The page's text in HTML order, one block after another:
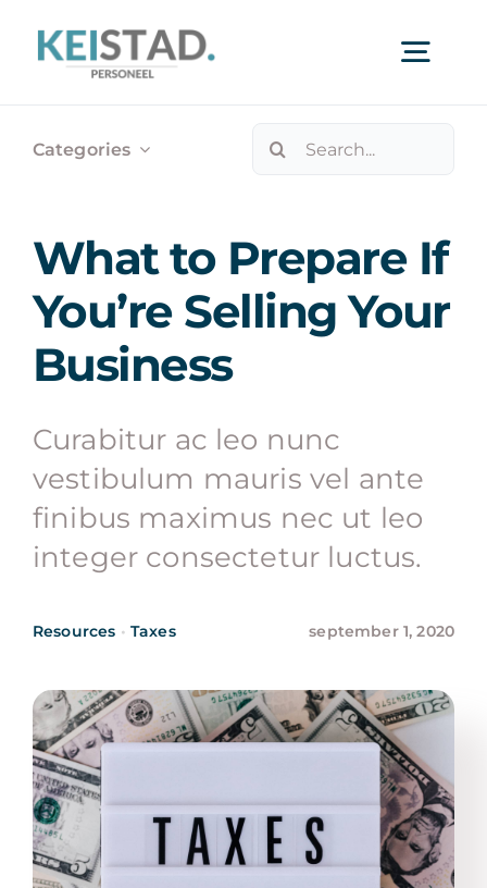
naar
Opdrachtgevers
Over ons
Ambulante Begeleiding
Vacatures
Contact
Categories
Zoeken
What to Prepare If
You’re Selling Your
Business
Curabitur ac leo nunc
vestibulum mauris vel ante
finibus maximus nec ut leo
integer consectetur luctus.
Resources • Taxes september 1, 2020